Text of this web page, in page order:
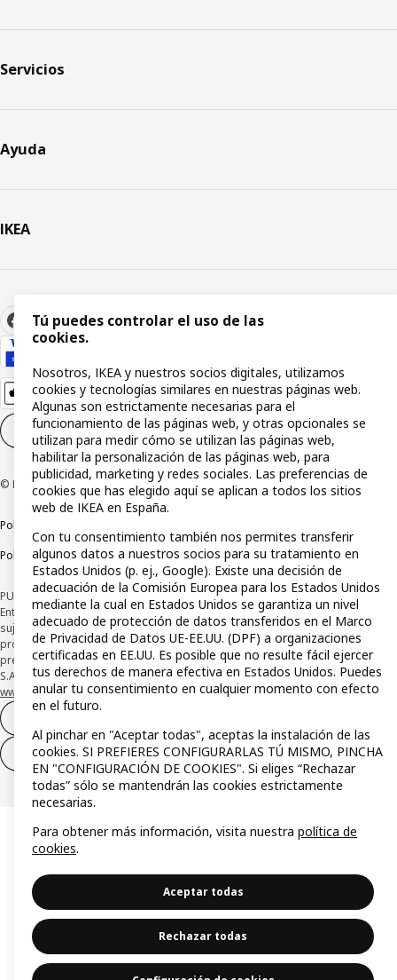
Servicios
Ayuda
IKEA
Configuración de cookies ES
© Inter IKEA Systems B.V 1999-2026
Política de privacidad
Política de divulgación responsable
PUBLICIDAD: *Financiación a través de la tarjeta IKEA VISA emitida por la
Entidad de Pago híbrida CaixaBank Payments & Consumer, E.F.C., E.P., S.A.U., y
sujeta a su organización. La entidad ha escogido como sistema de
protección de los fondos recibidos de usuarios de servicios de pago que
presta su depósito en una cuenta bancaria separada abierta en CaixaBank,
S.A. Conoce más acerca de las formas de pago de tu tarjeta aquí:
www.caixabankpc.com/es/productos. ​
Desistimiento de solo servicios
Tú puedes controlar el uso de las
cookies.
Nosotros, IKEA y nuestros socios digitales, utilizamos
cookies y tecnologías similares en nuestras páginas web.
Algunas son estrictamente necesarias para el
funcionamiento de las páginas web, y otras opcionales se
utilizan para medir cómo se utilizan las páginas web,
habilitar la personalización de las páginas web, para
publicidad, marketing y redes sociales. Las preferencias de
cookies que has elegido aquí se aplican a todos los sitios
web de IKEA en España.
Con tu consentimiento también nos permites transferir
algunos datos a nuestros socios para su tratamiento en
Estados Unidos (p. ej., Google). Existe una decisión de
adecuación de la Comisión Europea para los Estados Unidos
mediante la cual en Estados Unidos se garantiza un nivel
adecuado de protección de datos transferidos en el Marco
de Privacidad de Datos UE-EE.UU. (DPF) a organizaciones
certificadas en EE.UU. Es posible que no resulte fácil ejercer
tus derechos de manera efectiva en Estados Unidos. Puedes
anular tu consentimiento en cualquier momento con efecto
en el futuro.
Al pinchar en "Aceptar todas", aceptas la instalación de las
cookies. SI PREFIERES CONFIGURARLAS TÚ MISMO, PINCHA
EN "CONFIGURACIÓN DE COOKIES". Si eliges “Rechazar
todas” sólo se mantendrán las cookies estrictamente
necesarias.
Para obtener más información, visita nuestra política de
cookies.
Aceptar todas
Rechazar todas